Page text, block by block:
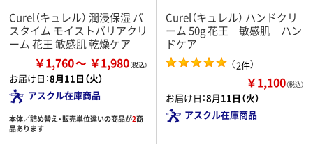
Curel（キュレル） 潤浸保湿 バ
スタイム モイストバリアクリ
ーム 花王 敏感肌 乾燥ケア
￥1,760 ￥1,980
お届け日：8月11日（火）
アスクル在庫商品
本体／詰め替え・販売単位違いの商品が2商
品あります
Curel（キュレル） ハンドクリ
ーム 50g 花王 敏感肌 ハン
ドケア
（2件）
￥1,100（税込）
お届け日：8月11日（火）
アスクル在庫商品